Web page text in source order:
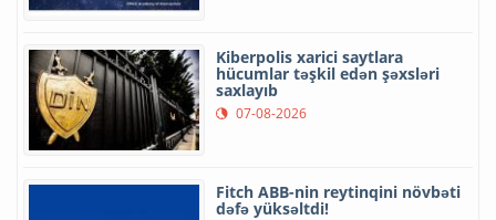
Kiberpolis xarici saytlara
hücumlar təşkil edən şəxsləri
saxlayıb
07-08-2026
Fitch ABB-nin reytinqini növbəti
dəfə yüksəltdi!